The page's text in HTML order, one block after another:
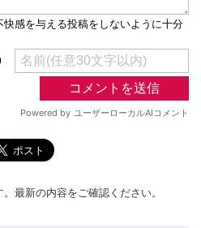
最新の内容をご確認ください。